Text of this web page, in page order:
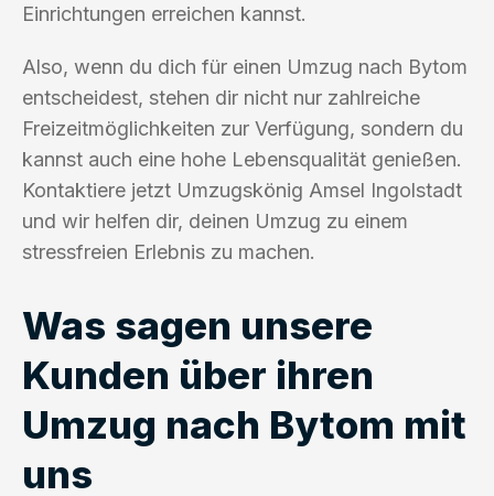
Einrichtungen erreichen kannst.
Also, wenn du dich für einen Umzug nach Bytom
entscheidest, stehen dir nicht nur zahlreiche
Freizeitmöglichkeiten zur Verfügung, sondern du
kannst auch eine hohe Lebensqualität genießen.
Kontaktiere jetzt Umzugskönig Amsel Ingolstadt
und wir helfen dir, deinen Umzug zu einem
stressfreien Erlebnis zu machen.
Was sagen unsere
Kunden über ihren
Umzug nach Bytom mit
uns